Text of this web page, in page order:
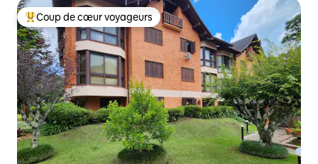
Coups de cœur voyageurs les plus appréciés
Coup de cœur voyageurs